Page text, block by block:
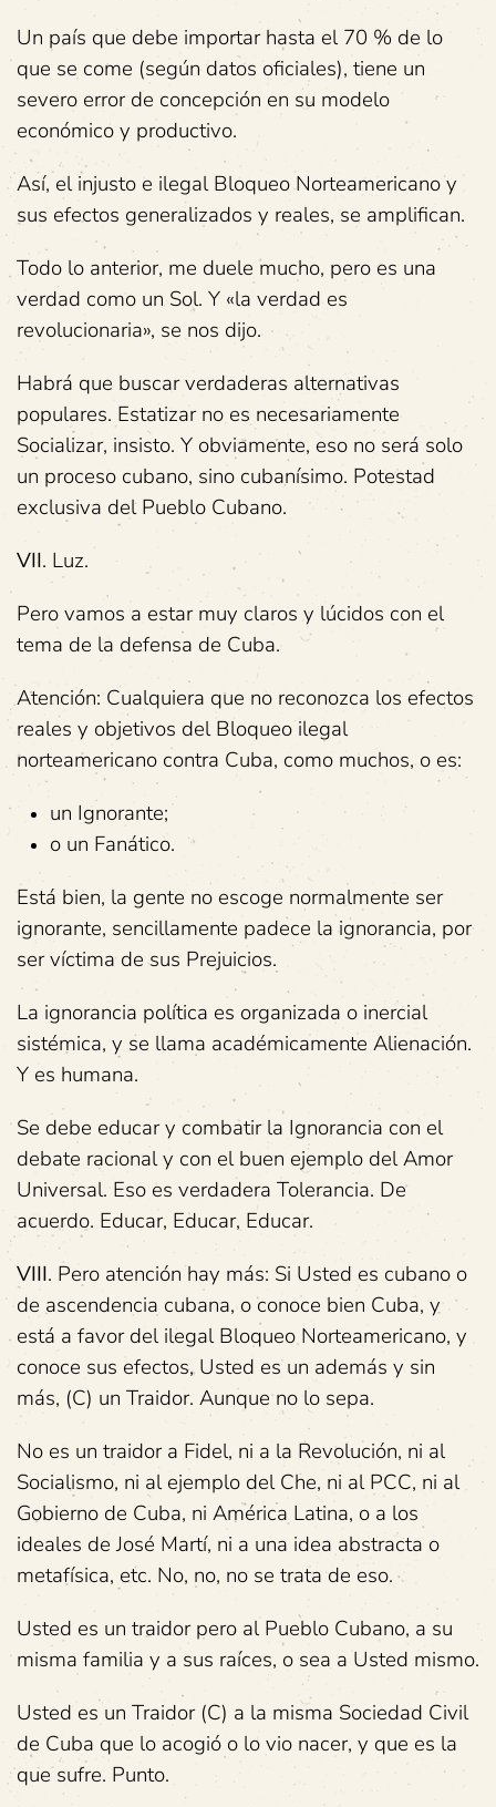
Un país que debe importar hasta el 70 % de lo
que se come (según datos oficiales), tiene un
severo error de concepción en su modelo
económico y productivo.
Así, el injusto e ilegal Bloqueo Norteamericano y
sus efectos generalizados y reales, se amplifican.
Todo lo anterior, me duele mucho, pero es una
verdad como un Sol. Y «la verdad es
revolucionaria», se nos dijo.
Habrá que buscar verdaderas alternativas
populares. Estatizar no es necesariamente
Socializar, insisto. Y obviamente, eso no será solo
un proceso cubano, sino cubanísimo. Potestad
exclusiva del Pueblo Cubano.
VII. Luz.
Pero vamos a estar muy claros y lúcidos con el
tema de la defensa de Cuba.
Atención: Cualquiera que no reconozca los efectos
reales y objetivos del Bloqueo ilegal
norteamericano contra Cuba, como muchos, o es:
un Ignorante;
o un Fanático.
Está bien, la gente no escoge normalmente ser
ignorante, sencillamente padece la ignorancia, por
ser víctima de sus Prejuicios.
La ignorancia política es organizada o inercial
sistémica, y se llama académicamente Alienación.
Y es humana.
Se debe educar y combatir la Ignorancia con el
debate racional y con el buen ejemplo del Amor
Universal. Eso es verdadera Tolerancia. De
acuerdo. Educar, Educar, Educar.
VIII. Pero atención hay más: Si Usted es cubano o
de ascendencia cubana, o conoce bien Cuba, y
está a favor del ilegal Bloqueo Norteamericano, y
conoce sus efectos, Usted es un además y sin
más, (C) un Traidor. Aunque no lo sepa.
No es un traidor a Fidel, ni a la Revolución, ni al
Socialismo, ni al ejemplo del Che, ni al PCC, ni al
Gobierno de Cuba, ni América Latina, o a los
ideales de José Martí, ni a una idea abstracta o
metafísica, etc. No, no, no se trata de eso.
Usted es un traidor pero al Pueblo Cubano, a su
misma familia y a sus raíces, o sea a Usted mismo.
Usted es un Traidor (C) a la misma Sociedad Civil
de Cuba que lo acogió o lo vio nacer, y que es la
que sufre. Punto.